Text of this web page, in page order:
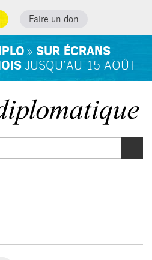
Faire un don
» SUR ÉCRANS
JUSQU’AU 15 AOÛT